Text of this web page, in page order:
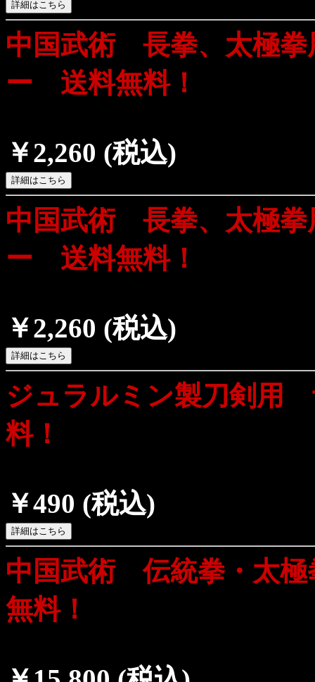
中国武術 長拳、太極
ー 送料無料！
￥2,260 (税込)
中国武術 長拳、太極
ー 送料無料！
￥2,260 (税込)
ジュラルミン製刀剣用
料！
￥490 (税込)
中国武術 伝統拳・太
無料！